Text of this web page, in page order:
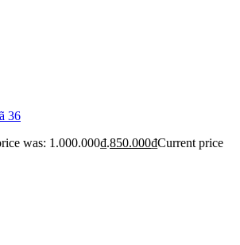
36
was: 1.000.000₫.850.000₫Current price